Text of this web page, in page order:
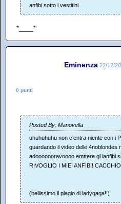
anfibi sotto i vestitini
*____*
Eminenza 22/12/
0 punti
Posted By: Manovella
uhuhuhuhu non c'entra niente con i
guardando il video delle 4noblondes
adooooooravoooo emttere gl ianfibi
RIVOGLIO I MIEI ANFIBI!
(bellissimo il plagio di ladygaga!!)